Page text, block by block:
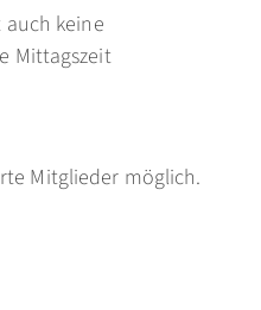
auch keine
Mittagszeit
Mitglieder möglich.